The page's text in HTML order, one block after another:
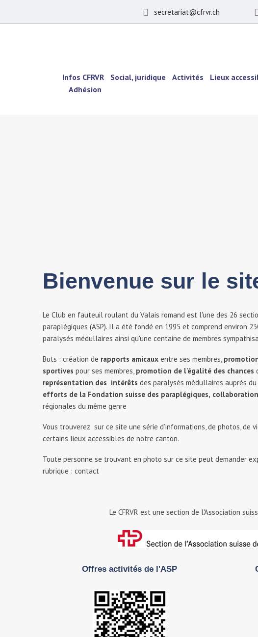
secretariat@cfrvr.ch
Infos CFRVR Social, juridique Activités Lieux
Adhésion
Bienvenue sur le
Le Club en fauteuil roulant du Valais romand est l'une des 26
paraplégiques (ASP). Il a été fondé en 1995 et comprend environ
paralysés médullaires ainsi qu'une centaine de membres
Buts : création de rapports amicaux entre ses membres,
sportives pour ses membres, promotion de l'égalité des chances
représentation des intérêts des paralysés médullaires auprès
efforts de la Fondation suisse des paraplégiques, collaboration
régionales du même genre
Vous trouverez sur ce site une série d’informations, de photos, de
certains lieux accessibles de notre canton.
Toute personne se trouvant en photo sur ce site peut demander
rubrique : contact
Le CFRVR est une section de l'Association
Offres activités de l'ASP